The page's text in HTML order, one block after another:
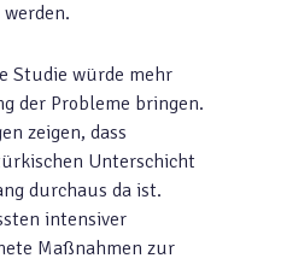
Studie würde mehr
der Probleme bringen.
zeigen, dass
Unterschicht
durchaus da ist.
intensiver
Maßnahmen zur